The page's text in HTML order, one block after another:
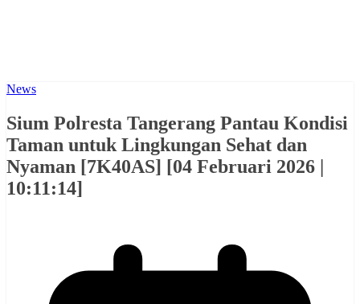
News
Sium Polresta Tangerang Pantau Kondisi
Taman untuk Lingkungan Sehat dan
Nyaman [7K40AS] [04 Februari 2026 |
10:11:14]